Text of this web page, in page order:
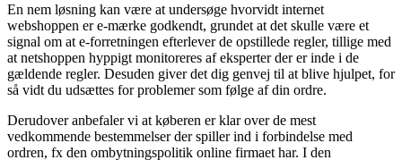
En nem løsning kan være at undersøge hvorvidt internet
webshoppen er e-mærke godkendt, grundet at det skulle være et
signal om at e-forretningen efterlever de opstillede regler, tillige med
at netshoppen hyppigt monitoreres af eksperter der er inde i de
gældende regler. Desuden giver det dig genvej til at blive hjulpet, for
så vidt du udsættes for problemer som følge af din ordre.
Derudover anbefaler vi at køberen er klar over de mest
vedkommende bestemmelser der spiller ind i forbindelse med
ordren, fx den ombytningspolitik online firmaet har. I den